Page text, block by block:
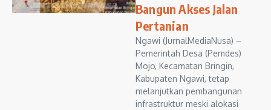
Bangun Akses Jalan
Pertanian
Ngawi (JurnalMediaNusa) –
Pemerintah Desa (Pemdes)
Mojo, Kecamatan Bringin,
Kabupaten Ngawi, tetap
melanjutkan pembangunan
infrastruktur meski alokasi